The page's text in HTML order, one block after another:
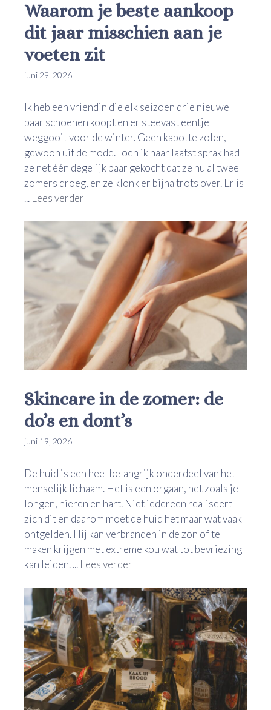
Waarom je beste aankoop
dit jaar misschien aan je
voeten zit
juni 29, 2026
Ik heb een vriendin die elk seizoen drie nieuwe
paar schoenen koopt en er steevast eentje
weggooit voor de winter. Geen kapotte zolen,
gewoon uit de mode. Toen ik haar laatst sprak had
ze net één degelijk paar gekocht dat ze nu al twee
zomers droeg, en ze klonk er bijna trots over. Er is
... Lees verder
Skincare in de zomer: de
do’s en dont’s
juni 19, 2026
De huid is een heel belangrijk onderdeel van het
menselijk lichaam. Het is een orgaan, net zoals je
longen, nieren en hart. Niet iedereen realiseert
zich dit en daarom moet de huid het maar wat vaak
ontgelden. Hij kan verbranden in de zon of te
maken krijgen met extreme kou wat tot bevriezing
kan leiden. ... Lees verder